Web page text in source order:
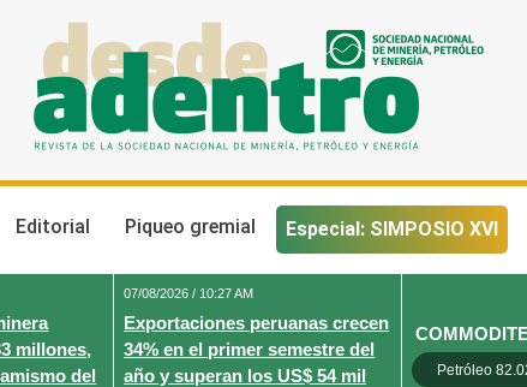
Editorial Piqueo gremial Especial: SIMPOSIO XVI
millones,
del
07/08/2026 / 10:27 AM
Exportaciones peruanas crecen
34% en el primer semestre del
año y superan los US$ 54 mil
Petróleo